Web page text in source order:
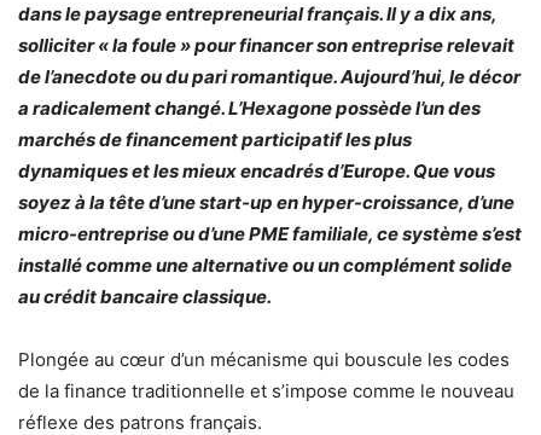
dans le paysage entrepreneurial français. Il y a dix ans,
solliciter « la foule » pour financer son entreprise relevait
de l’anecdote ou du pari romantique. Aujourd’hui, le décor
a radicalement changé. L’Hexagone possède l’un des
marchés de financement participatif les plus
dynamiques et les mieux encadrés d’Europe. Que vous
soyez à la tête d’une start-up en hyper-croissance, d’une
micro-entreprise ou d’une PME familiale, ce système s’est
installé comme une alternative ou un complément solide
au crédit bancaire classique.
Plongée au cœur d’un mécanisme qui bouscule les codes
de la finance traditionnelle et s’impose comme le nouveau
réflexe des patrons français.